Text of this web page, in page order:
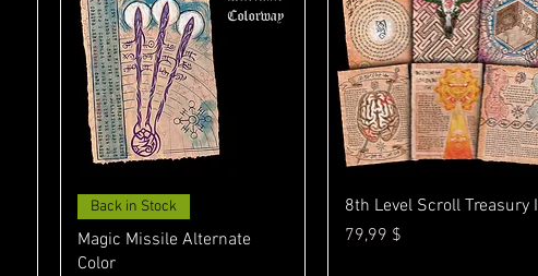
Γρήγορη προβολή
Back in Stock
Magic Missile Alternate
Color
Γρήγορη προβολή
8th Level Scroll Treasury I
Τιμή
79,99 $